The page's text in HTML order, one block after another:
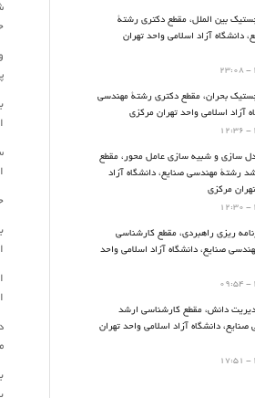
بین الملل، مقطع دکتری رشتۀ
دانشگاه آزاد اسلامی واحد تهران
بحران، مقطع دکتری رشتۀ مهندسی
آزاد اسلامی واحد تهران مرکزی
سازی و شبیه سازی عامل محور، مقطع
رشتۀ مهندسی صنایع، دانشگاه آزاد
مرکزی
ریزی راهبردی، مقطع کارشناسی
صنایع، دانشگاه آزاد اسلامی واحد
دانش، مقطع کارشناسی ارشد
دانشگاه آزاد اسلامی واحد تهران